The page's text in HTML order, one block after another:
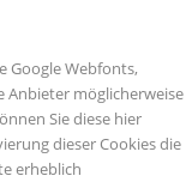
Google Webfonts,
Anbieter möglicherweise
Sie diese hier
dieser Cookies die
erheblich